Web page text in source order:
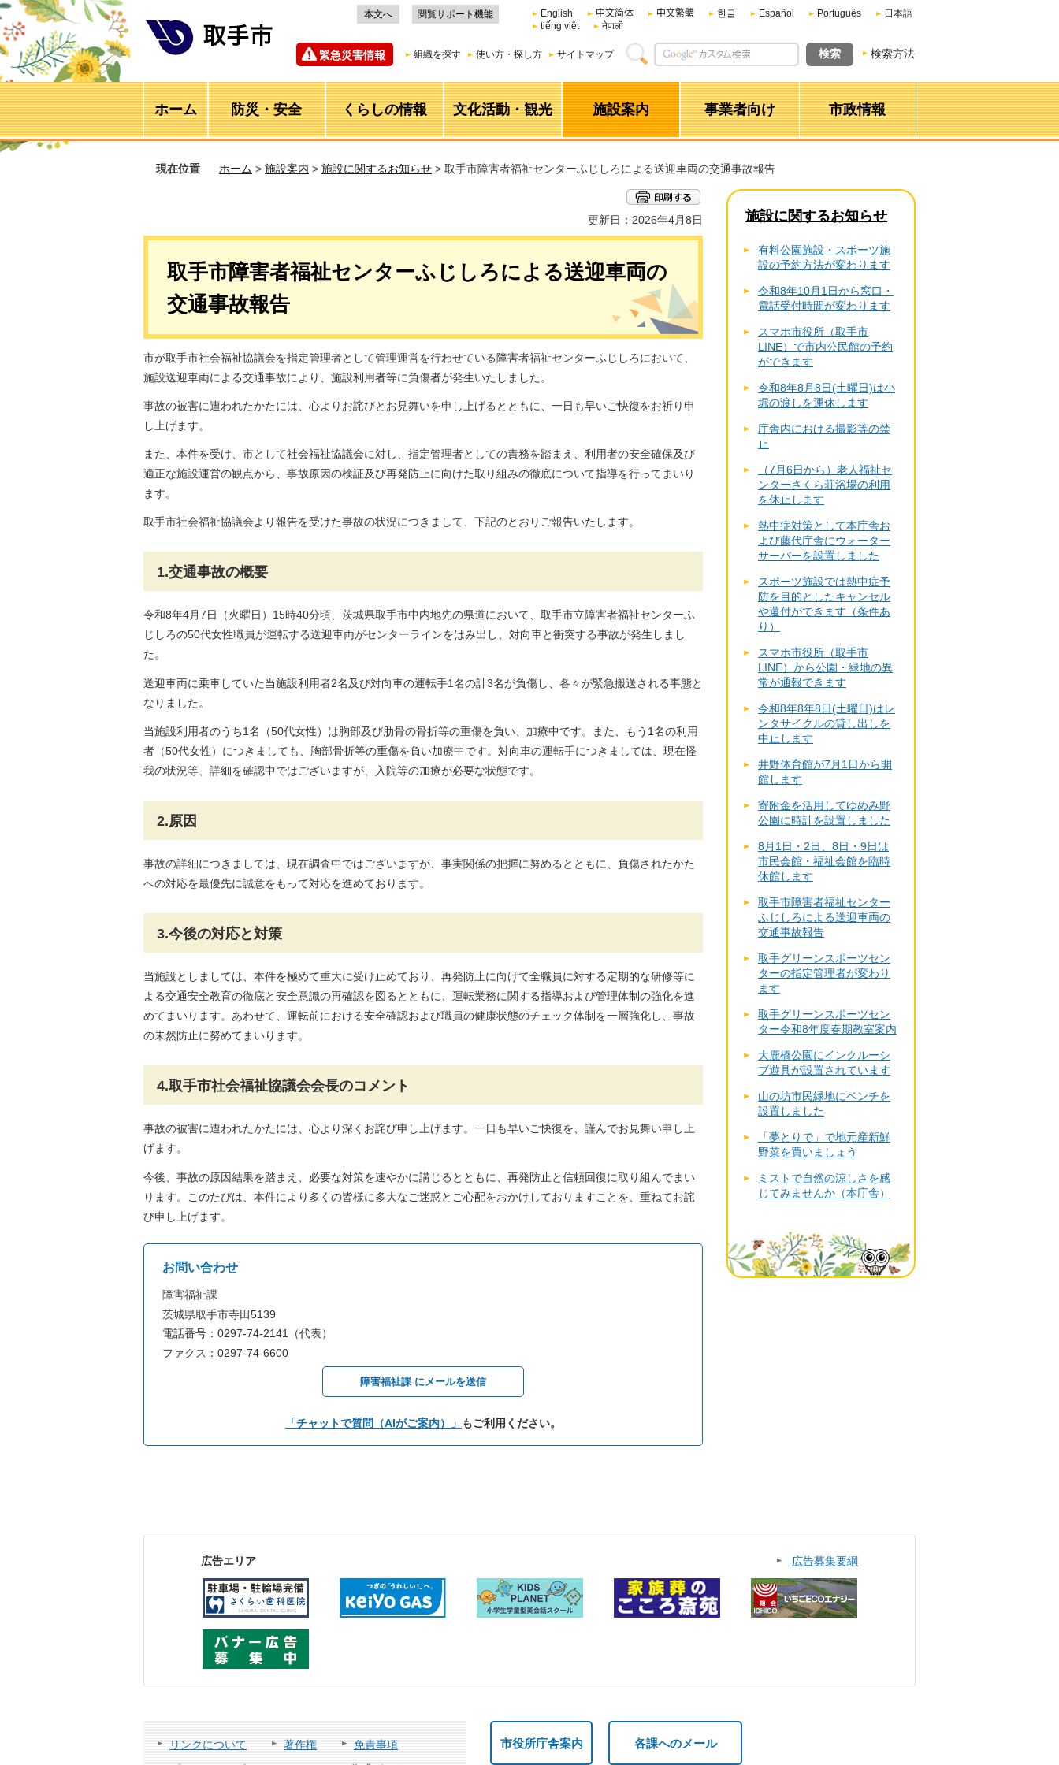
本文へ 閲覧サポート機能 English 中文简体 中文繁體 한글 Español Português
日本語
tiếng việt
नेपाली
緊急災害情報 組織を探す 使い方・探し方 サイトマップ 検索方法
ホーム 防災・安全 くらしの情報 文化活動・観光 施設案内 事業者向け 市政情報
現在位置 ホーム > 施設案内 > 施設に関するお知らせ > 取手市障害者福祉センターふじしろによる送迎車両の交通事故報告
更新日：2026年4月8日
取手市障害者福祉センターふじしろによる送迎車両の
交通事故報告
市が取手市社会福祉協議会を指定管理者として管理運営を行わせている障害者福祉センターふじしろにおいて、
施設送迎車両による交通事故により、施設利用者等に負傷者が発生いたしました。
事故の被害に遭われたかたには、心よりお詫びとお見舞いを申し上げるとともに、一日も早いご快復をお祈り申
し上げます。
また、本件を受け、市として社会福祉協議会に対し、指定管理者としての責務を踏まえ、利用者の安全確保及び
適正な施設運営の観点から、事故原因の検証及び再発防止に向けた取り組みの徹底について指導を行ってまいり
ます。
取手市社会福祉協議会より報告を受けた事故の状況につきまして、下記のとおりご報告いたします。
1.交通事故の概要
令和8年4月7日（火曜日）15時40分頃、茨城県取手市中内地先の県道において、取手市立障害者福祉センターふ
じしろの50代女性職員が運転する送迎車両がセンターラインをはみ出し、対向車と衝突する事故が発生しまし
た。
送迎車両に乗車していた当施設利用者2名及び対向車の運転手1名の計3名が負傷し、各々が緊急搬送される事態と
なりました。
当施設利用者のうち1名（50代女性）は胸部及び肋骨の骨折等の重傷を負い、加療中です。また、もう1名の利用
者（50代女性）につきましても、胸部骨折等の重傷を負い加療中です。対向車の運転手につきましては、現在怪
我の状況等、詳細を確認中ではございますが、入院等の加療が必要な状態です。
2.原因
事故の詳細につきましては、現在調査中ではございますが、事実関係の把握に努めるとともに、負傷されたかた
への対応を最優先に誠意をもって対応を進めております。
3.今後の対応と対策
当施設としましては、本件を極めて重大に受け止めており、再発防止に向けて全職員に対する定期的な研修等に
よる交通安全教育の徹底と安全意識の再確認を図るとともに、運転業務に関する指導および管理体制の強化を進
めてまいります。あわせて、運転前における安全確認および職員の健康状態のチェック体制を一層強化し、事故
の未然防止に努めてまいります。
4.取手市社会福祉協議会会長のコメント
事故の被害に遭われたかたには、心より深くお詫び申し上げます。一日も早いご快復を、謹んでお見舞い申し上
げます。
今後、事故の原因結果を踏まえ、必要な対策を速やかに講じるとともに、再発防止と信頼回復に取り組んでまい
ります。このたびは、本件により多くの皆様に多大なご迷惑とご心配をおかけしておりますことを、重ねてお詫
び申し上げます。
お問い合わせ
障害福祉課
茨城県取手市寺田5139
電話番号：0297-74-2141（代表）
ファクス：0297-74-6600
障害福祉課 にメールを送信
「チャットで質問（AIがご案内）」 もご利用ください。
施設に関するお知らせ
有料公園施設・スポーツ施
設の予約方法が変わります
令和8年10月1日から窓口・
電話受付時間が変わります
スマホ市役所（取手市
LINE）で市内公民館の予約
ができます
令和8年8月8日(土曜日)は小
堀の渡しを運休します
庁舎内における撮影等の禁
止
（7月6日から）老人福祉セ
ンターさくら荘浴場の利用
を休止します
熱中症対策として本庁舎お
よび藤代庁舎にウォーター
サーバーを設置しました
スポーツ施設では熱中症予
防を目的としたキャンセル
や還付ができます（条件あ
り）
スマホ市役所（取手市
LINE）から公園・緑地の異
常が通報できます
令和8年8年8日(土曜日)はレ
ンタサイクルの貸し出しを
中止します
井野体育館が7月1日から開
館します
寄附金を活用してゆめみ野
公園に時計を設置しました
8月1日・2日、8日・9日は
市民会館・福祉会館を臨時
休館します
取手市障害者福祉センター
ふじしろによる送迎車両の
交通事故報告
取手グリーンスポーツセン
ターの指定管理者が変わり
ます
取手グリーンスポーツセン
ター令和8年度春期教室案内
大鹿橋公園にインクルーシ
ブ遊具が設置されています
山の坊市民緑地にベンチを
設置しました
「夢とりで」で地元産新鮮
野菜を買いましょう
ミストで自然の涼しさを感
じてみませんか（本庁舎）
広告エリア 広告募集要綱
リンクについて 著作権
免責事項
市役所庁舎案内 各課へのメール